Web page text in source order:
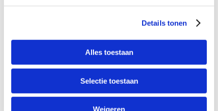
Details tonen
Alles toestaan
Selectie toestaan
Weigeren
BERMAD HOLLAND
Algemene Voorwaarden